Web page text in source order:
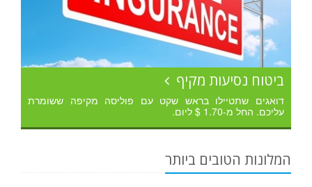
ביטוח נסיעות מקיף
דואגים שתטיילו בראש שקט עם פוליסה מקיפה ששומרת
עליכם. החל מ-1.70 $ ליום.
המלונות הטובים ביותר